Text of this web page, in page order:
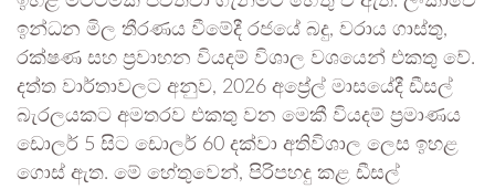
ඉන්ධන මිල තීරණය වීමේදී රජයේ බදු, වරාය ගාස්තු,
රක්ෂණ සහ ප්‍රවාහන වියදම් විශාල වශයෙන් එකතු වේ.
දත්ත වාර්තාවලට අනුව, 2026 අප්‍රේල් මාසයේදී ඩීසල්
බැරලයකට අමතරව එකතු වන මෙකී වියදම් ප්‍රමාණය
ඩොලර් 5 සිට ඩොලර් 60 දක්වා අතිවිශාල ලෙස ඉහළ
ගොස් ඇත. මේ හේතුවෙන්, පිරිපහදු කළ ඩීසල්